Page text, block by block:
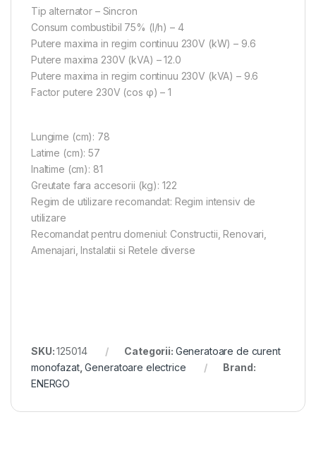
Tip alternator – Sincron
Consum combustibil 75% (l/h) – 4
Putere maxima in regim continuu 230V (kW) – 9.6
Putere maxima 230V (kVA) – 12.0
Putere maxima in regim continuu 230V (kVA) – 9.6
Factor putere 230V (cos φ) – 1
Lungime (cm): 78
Latime (cm): 57
Inaltime (cm): 81
Greutate fara accesorii (kg): 122
Regim de utilizare recomandat: Regim intensiv de
utilizare
Recomandat pentru domeniul: Constructii, Renovari,
Amenajari, Instalatii si Retele diverse
SKU:125014 Categorii: Generatoare de curent
monofazat,Generatoare electrice
Brand:
ENERGO